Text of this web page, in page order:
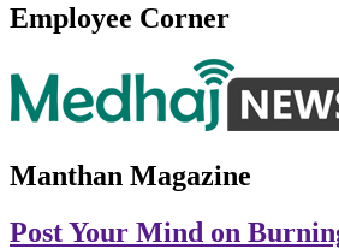
Employee Corner
Manthan Magazine
Post Your Mind on